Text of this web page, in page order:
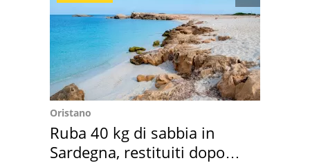
Oristano
Ruba 40 kg di sabbia in
Sardegna, restituiti dopo